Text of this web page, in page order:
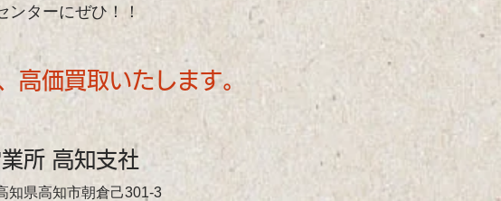
ターにぜひ！！
高価買取いたします。
所 高知支社
知県高知市朝倉己301-3